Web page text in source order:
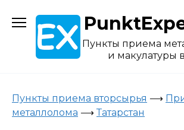
content
Пункты приема
и макулатуры
Пункты приема вторсырья ⟶
металлолома ⟶Татарстан